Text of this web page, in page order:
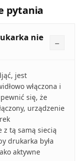
pytania
nie
jest
włączona i
się, że
urządzenie
z tą samą siecią
drukarka była
aktywne